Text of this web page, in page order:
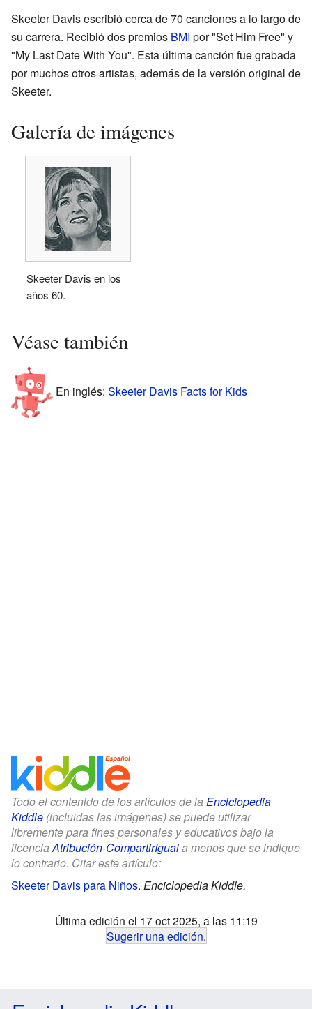
Skeeter Davis escribió cerca de 70 canciones a lo largo de
su carrera. Recibió dos premios BMI por "Set Him Free" y
"My Last Date With You". Esta última canción fue grabada
por muchos otros artistas, además de la versión original de
Skeeter.
Galería de imágenes
Skeeter Davis en los
años 60.
Véase también
En inglés: Skeeter Davis Facts for Kids
Todo el contenido de los artículos de la Enciclopedia
Kiddle (incluidas las imágenes) se puede utilizar
libremente para fines personales y educativos bajo la
licenciaAtribución-CompartirIguala menos que se indique
lo contrario. Citar este artículo:
Skeeter Davis para Niños. Enciclopedia Kiddle.
Última edición el 17 oct 2025, a las 11:19
Sugerir una edición.